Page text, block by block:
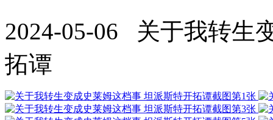
2024-05-06 关于我转生
拓谭